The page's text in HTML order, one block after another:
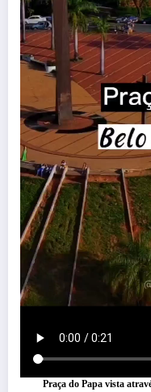
Praça do Papa vista